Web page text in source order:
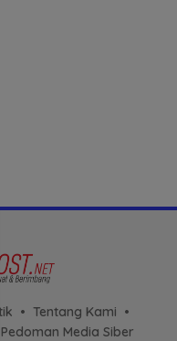
Tentang Kami
Pedoman Media Siber